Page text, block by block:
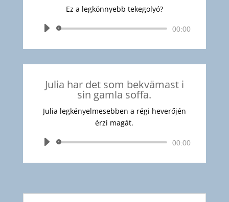
Ez a legkönnyebb tekegolyó?
Audió
00:00
Julia har det som bekvämast i
sin gamla soffa.
Julia legkényelmesebben a régi heverőjén
érzi magát.
Audió
00:00